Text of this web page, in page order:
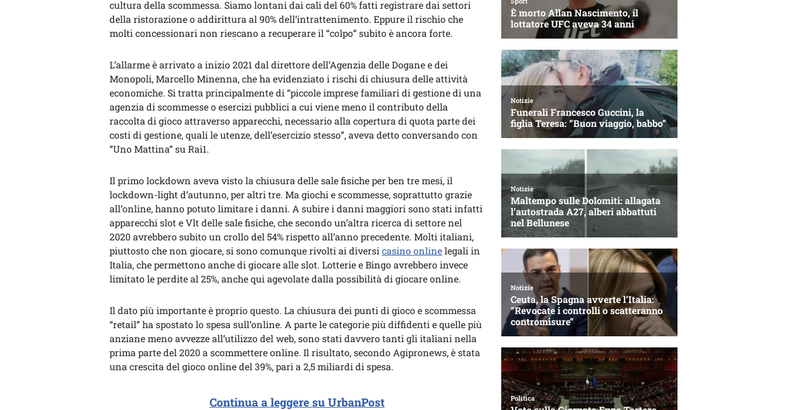
cultura della scommessa. Siamo lontani dai cali del 60% fatti registrare dai settori
della ristorazione o addirittura al 90% dell’intrattenimento. Eppure il rischio che
molti concessionari non riescano a recuperare il “colpo” subito è ancora forte.
L’allarme è arrivato a inizio 2021 dal direttore dell’Agenzia delle Dogane e dei
Monopoli, Marcello Minenna, che ha evidenziato i rischi di chiusura delle attività
economiche. Si tratta principalmente di “piccole imprese familiari di gestione di una
agenzia di scommesse o esercizi pubblici a cui viene meno il contributo della
raccolta di gioco attraverso apparecchi, necessario alla copertura di quota parte dei
costi di gestione, quali le utenze, dell’esercizio stesso”, aveva detto conversando con
“Uno Mattina” su Rai1.
Il primo lockdown aveva visto la chiusura delle sale fisiche per ben tre mesi, il
lockdown-light d’autunno, per altri tre. Ma giochi e scommesse, soprattutto grazie
all’online, hanno potuto limitare i danni. A subire i danni maggiori sono stati infatti
apparecchi slot e Vlt delle sale fisiche, che secondo un’altra ricerca di settore nel
2020 avrebbero subito un crollo del 54% rispetto all’anno precedente. Molti italiani,
piuttosto che non giocare, si sono comunque rivolti ai diversi casino onlinelegali in
Italia, che permettono anche di giocare alle slot. Lotterie e Bingo avrebbero invece
limitato le perdite al 25%, anche qui agevolate dalla possibilità di giocare online.
Il dato più importante è proprio questo. La chiusura dei punti di gioco e scommessa
“retail” ha spostato lo spesa sull’online. A parte le categorie più diffidenti e quelle più
anziane meno avvezze all’utilizzo del web, sono stati davvero tanti gli italiani nella
prima parte del 2020 a scommettere online. Il risultato, secondo Agipronews, è stata
una crescita del gioco online del 39%, pari a 2,5 miliardi di spesa.
Continua a leggere su UrbanPost